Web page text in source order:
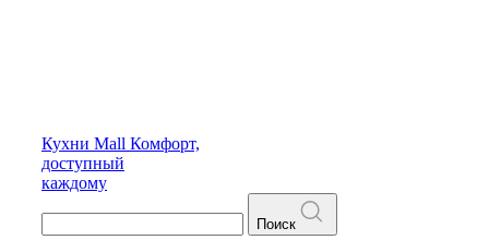
Кухни Mall Комфорт,
доступный
каждому
Поиск